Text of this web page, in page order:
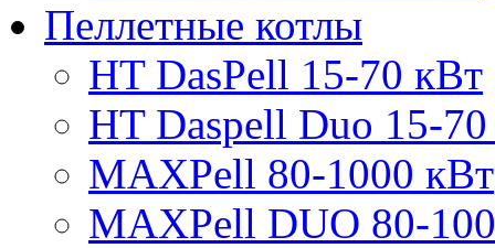
Пеллетные котлы
HT DasPell 15-70 кВт
HT Daspell Duo 15-
MAXPell 80-1000 кВт
MAXPell DUO 80-